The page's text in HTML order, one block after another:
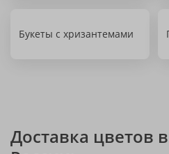
Букеты с хризантемами
Доставка цветов